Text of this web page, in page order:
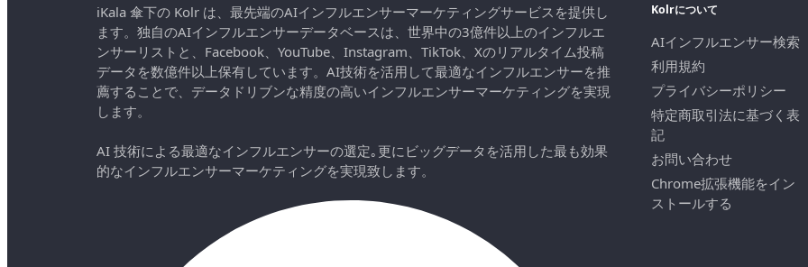
iKala 傘下の Kolr は、最先端のAIインフルエンサーマーケティングサービスを提供し
ます。独自のAIインフルエンサーデータベースは、世界中の3億件以上のインフルエ
ンサーリストと、Facebook、YouTube、Instagram、TikTok、Xのリアルタイム投稿
データを数億件以上保有しています。AI技術を活用して最適なインフルエンサーを推
薦することで、データドリブンな精度の高いインフルエンサーマーケティングを実現
します。
AI 技術による最適なインフルエンサーの選定｡更にビッグデータを活用した最も効果
的なインフルエンサーマーケティングを実現致します。
Kolrについて
AIインフルエンサー検索
利用規約
プライバシーポリシー
特定商取引法に基づく表
記
お問い合わせ
Chrome拡張機能をイン
ストールする